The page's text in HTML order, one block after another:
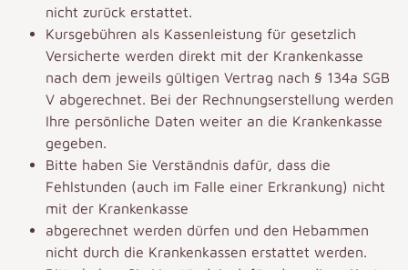
nicht zurück erstattet.
Kursgebühren als Kassenleistung für gesetzlich
Versicherte werden direkt mit der Krankenkasse
nach dem jeweils gültigen Vertrag nach § 134a SGB
V abgerechnet. Bei der Rechnungserstellung werden
Ihre persönliche Daten weiter an die Krankenkasse
gegeben.
Bitte haben Sie Verständnis dafür, dass die
Fehlstunden (auch im Falle einer Erkrankung) nicht
mit der Krankenkasse
abgerechnet werden dürfen und den Hebammen
nicht durch die Krankenkassen erstattet werden.